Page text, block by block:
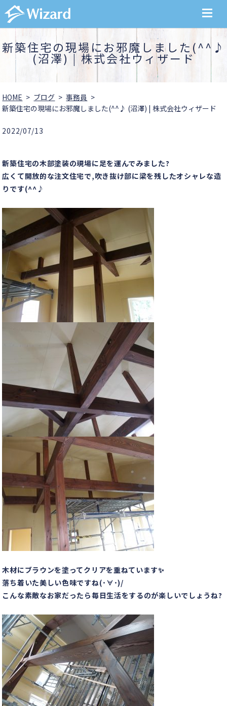
MENU
新築住宅の現場にお邪魔しました(^^♪
(沼澤) | 株式会社ウィザード
HOME ブログ
事務員
新築住宅の現場にお邪魔しました(^^♪ (沼澤) | 株式会社ウィザード
2022/07/13
新築住宅の木部塗装の現場に足を運んでみました?
広くて開放的な注文住宅で,吹き抜け部に梁を残したオシャレな造
りです(^^♪
木材にブラウンを塗ってクリアを重ねています✨
落ち着いた美しい色味ですね(･∀･)/
こんな素敵なお家だったら毎日生活をするのが楽しいでしょうね?